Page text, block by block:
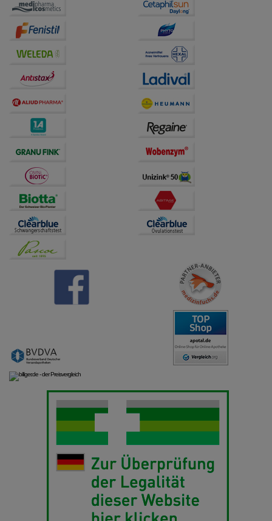
auf unserer Website aber auch die Werbung auf
Drittseiten möglichst relevant für Sie zu gestalten.
Bitte beachten Sie, dass Daten hierfür teilweise an
übertragen werden.